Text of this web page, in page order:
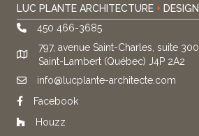
LUC PLANTE ARCHITECTURE + DESIGN
450 466-3685
797, avenue Saint-Charles, suite 300
Saint-Lambert (Québec) J4P 2A2
info@lucplante-architecte.com
Facebook
Houzz